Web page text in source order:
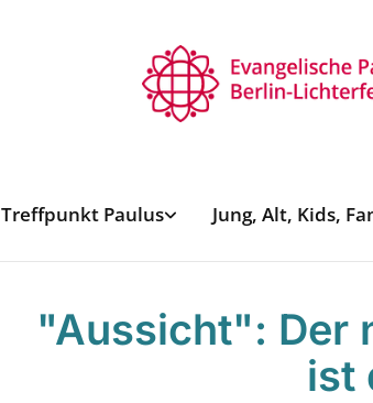
Treffpunkt Paulus Jung, Alt, Kids,
"Aussicht": Der
ist